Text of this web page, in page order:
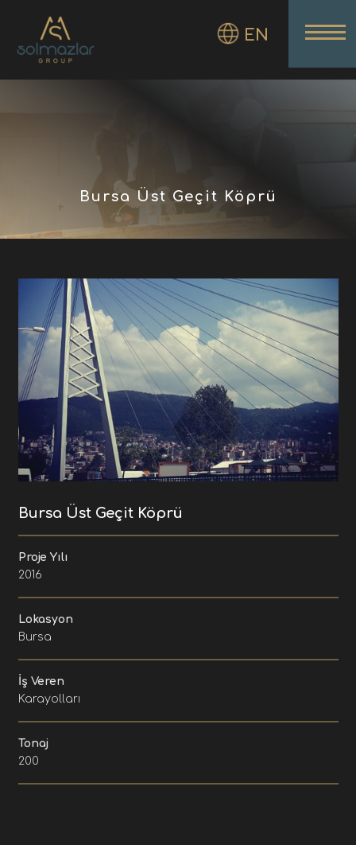
EN
Bursa Üst Geçit Köprü
Bursa Üst Geçit Köprü
Proje Yılı
2016
Lokasyon
Bursa
İş Veren
Karayolları
Tonaj
200